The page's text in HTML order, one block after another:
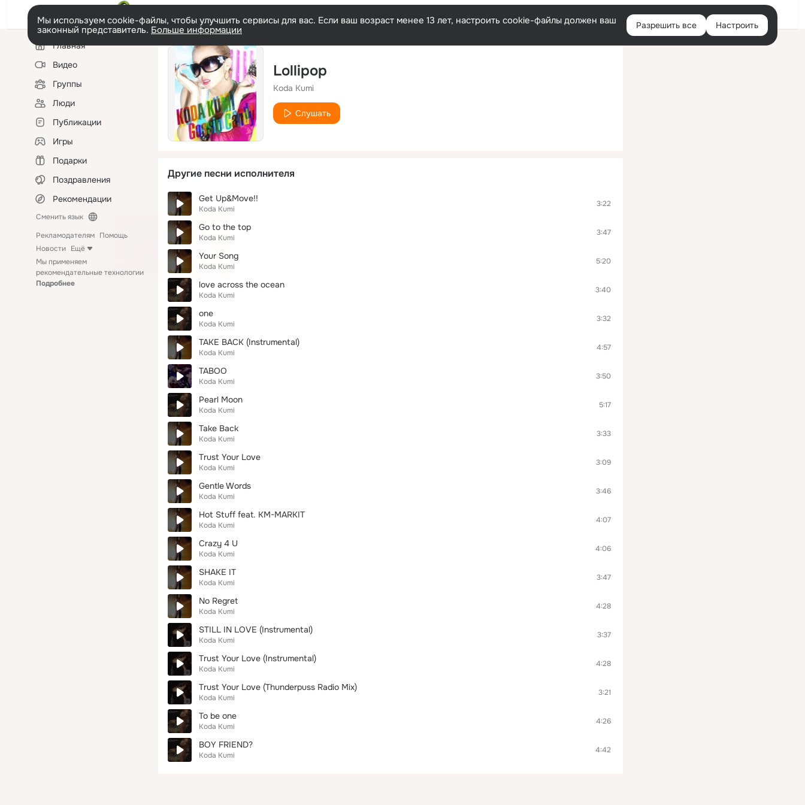
Войти
Мы используем cookie-файлы, чтобы улучшить сервисы для вас. Если ваш возраст менее 13 лет, настроить cookie-файлы должен ваш
законный представитель. Больше информации Разрешить все Настроить
Левая
колонкаГлавная
Видео
Группы
Люди
Публикации
Игры
Подарки
Поздравления
Рекомендации
Сменить язык
Рекламодателям Помощь
Новости Ещё
Мы применяем
рекомендательные технологии
Подробнее
Lollipop
Koda Kumi
Слушать
Другие песни исполнителя
Get Up&Move!!
Koda Kumi
3:22
Go to the top
Koda Kumi
3:47
Your Song
Koda Kumi
5:20
love across the ocean
Koda Kumi
3:40
one
Koda Kumi
3:32
TAKE BACK (Instrumental)
Koda Kumi
4:57
TABOO
Koda Kumi
3:50
Pearl Moon
Koda Kumi
5:17
Take Back
Koda Kumi
3:33
Trust Your Love
Koda Kumi
3:09
Gentle Words
Koda Kumi
3:46
Hot Stuff feat. KM-MARKIT
Koda Kumi
4:07
Crazy 4 U
Koda Kumi
4:06
SHAKE IT
Koda Kumi
3:47
No Regret
Koda Kumi
4:28
STILL IN LOVE (Instrumental)
Koda Kumi
3:37
Trust Your Love (Instrumental)
Koda Kumi
4:28
Trust Your Love (Thunderpuss Radio Mix)
Koda Kumi
3:21
To be one
Koda Kumi
4:26
BOY FRIEND?
Koda Kumi
4:42